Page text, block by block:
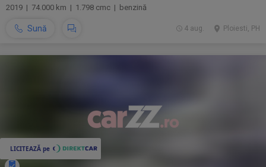
2019 | 74.000 km | 1.798 cmc | benzină
Sună Ploiesti, PH
4 aug.